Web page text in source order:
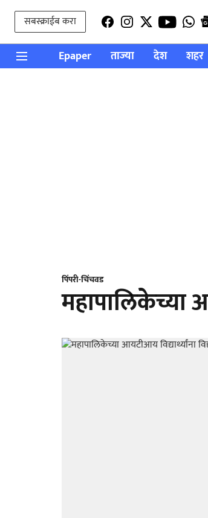
सबस्क्राईब करा
Epaper ताज्या देश शहर
पिंपरी-चिंचवड
महापालिकेच्या